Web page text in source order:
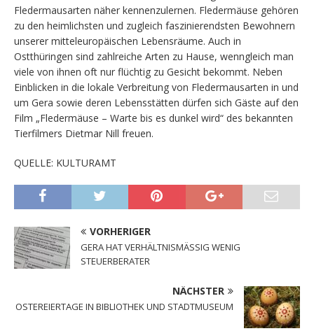
Fledermausarten näher kennenzulernen. Fledermäuse gehören
zu den heimlichsten und zugleich faszinierendsten Bewohnern
unserer mitteleuropäischen Lebensräume. Auch in
Ostthüringen sind zahlreiche Arten zu Hause, wenngleich man
viele von ihnen oft nur flüchtig zu Gesicht bekommt. Neben
Einblicken in die lokale Verbreitung von Fledermausarten in und
um Gera sowie deren Lebensstätten dürfen sich Gäste auf den
Film „Fledermäuse – Warte bis es dunkel wird“ des bekannten
Tierfilmers Dietmar Nill freuen.
QUELLE: KULTURAMT
VORHERIGER
GERA HAT VERHÄLTNISMÄSSIG WENIG
STEUERBERATER
NÄCHSTER
OSTEREIERTAGE IN BIBLIOTHEK UND STADTMUSEUM